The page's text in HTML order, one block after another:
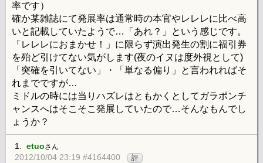
率です）
確か某雑誌にて発展率は通常時の本官やレレレに比べ高
いと記載していたようで…「あれ？」という感じです。
「レレレにおまかせ！」に限らず演出発生の割に福引券
を殆ど引けてない気がします(夜のイヌは度外視として)
「突確を引いてない」・「単なる偏り」と言われればそ
れまでですが…
ミドルの時には当りハズレはともかくとしてガラポンチ
ャンスへはそこそこ発展していたので…そんなもんでし
ょうか？
1. etuoさん
2012/10/04 23:19 #4164400 評